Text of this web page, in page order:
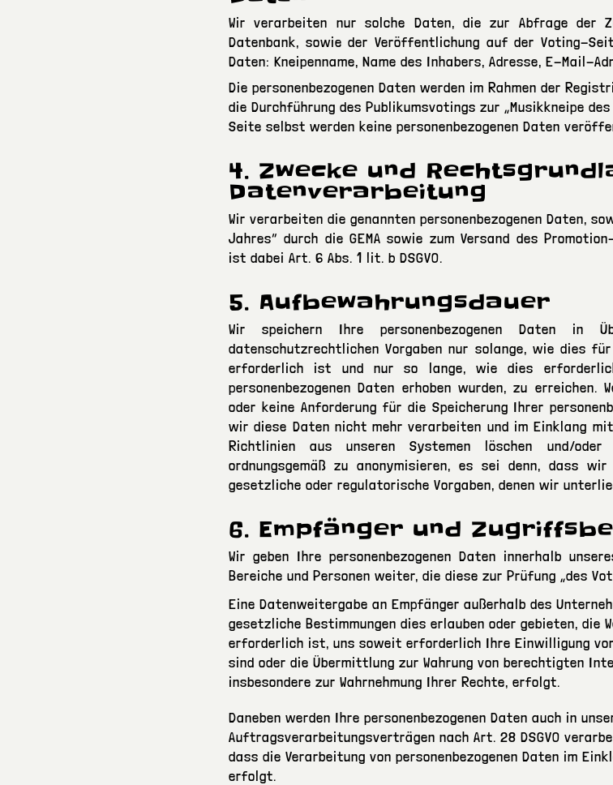
Wir verarbeiten nur solche Daten, die zur Abfrage der
Datenbank, sowie der Veröffentlichung auf der Voting-
Daten: Kneipenname, Name des Inhabers, Adresse, E-Mail-
Die personenbezogenen Daten werden im Rahmen der
die Durchführung des Publikumsvotings zur „Musikkneipe
Seite selbst werden keine personenbezogenen Daten
4. Zwecke und
Datenverarbeitung
Wir verarbeiten die genannten personenbezogenen Daten,
Jahres“ durch die GEMA sowie zum Versand des
ist dabei Art. 6 Abs. 1 lit. b DSGVO.
5. Aufbewahrungsdauer
Wir speichern Ihre personenbezogenen Daten in
datenschutzrechtlichen Vorgaben nur solange, wie dies
erforderlich ist und nur so lange, wie dies
personenbezogenen Daten erhoben wurden, zu
oder keine Anforderung für die Speicherung Ihrer
wir diese Daten nicht mehr verarbeiten und im Einklang
Richtlinien aus unseren Systemen löschen und/oder
ordnungsgemäß zu anonymisieren, es sei denn, dass
gesetzliche oder regulatorische Vorgaben, denen wir
6. Empfänger und
Wir geben Ihre personenbezogenen Daten innerhalb
Bereiche und Personen weiter, die diese zur Prüfung „des
Eine Datenweitergabe an Empfänger außerhalb des
gesetzliche Bestimmungen dies erlauben oder gebieten, die
erforderlich ist, uns soweit erforderlich Ihre Einwilligung
sind oder die Übermittlung zur Wahrung von berechtigten
insbesondere zur Wahrnehmung Ihrer Rechte, erfolgt.
Daneben werden Ihre personenbezogenen Daten auch in
Auftragsverarbeitungsverträgen nach Art. 28 DSGVO
dass die Verarbeitung von personenbezogenen Daten im
erfolgt.